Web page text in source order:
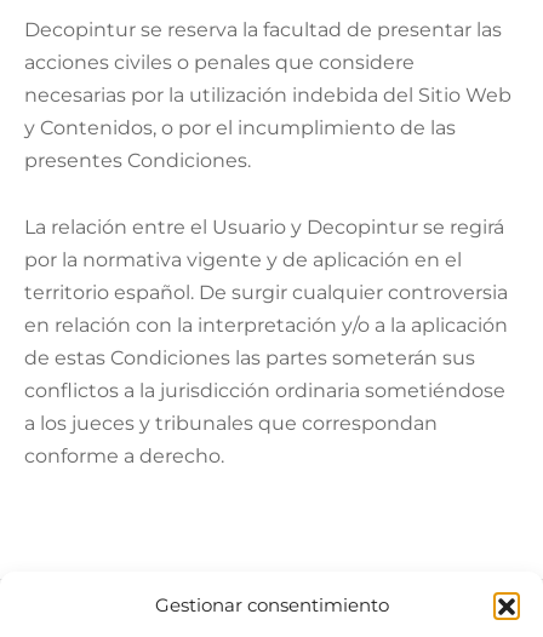
Gestionar consentimiento
Decopintur se reserva la facultad de presentar las
acciones civiles o penales que considere
necesarias por la utilización indebida del Sitio Web
y Contenidos, o por el incumplimiento de las
presentes Condiciones.
La relación entre el Usuario y Decopintur se regirá
por la normativa vigente y de aplicación en el
territorio español. De surgir cualquier controversia
en relación con la interpretación y/o a la aplicación
de estas Condiciones las partes someterán sus
conflictos a la jurisdicción ordinaria sometiéndose
a los jueces y tribunales que correspondan
conforme a derecho.